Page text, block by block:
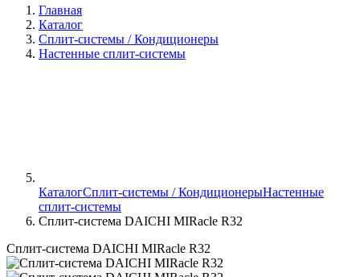
Главная
Каталог
Сплит-системы / Кондиционеры
Настенные сплит-системы
КаталогСплит-системы / КондиционерыНастенные
сплит-системы
Сплит-система DAICHI MIRacle R32
Сплит-система DAICHI MIRacle R32